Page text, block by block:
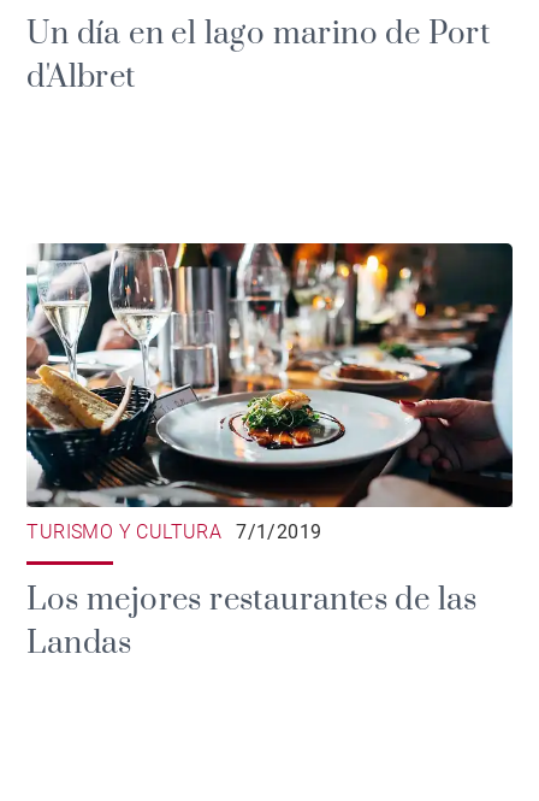
Un día en el lago marino de Port
d'Albret
TURISMO Y CULTURA 7/1/2019
Los mejores restaurantes de las
Landas